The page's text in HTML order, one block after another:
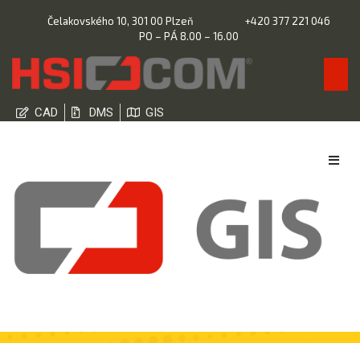
Čelakovského 10, 301 00 Plzeň
+420 377 221 046
PO – PÁ 8.00 – 16.00
CAD DMS GIS